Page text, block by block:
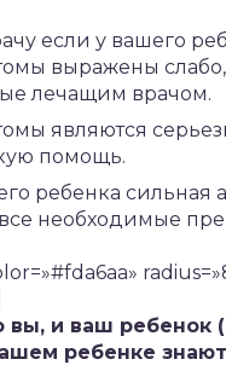
если у вашего
выражены
лечащим врачом.
являются
помощь.
ребенка сильная
необходимые
вы, и ваш ребенок
ребенке